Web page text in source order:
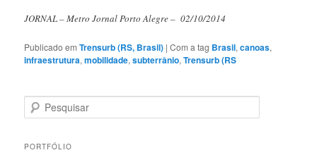
JORNAL – Metro Jornal Porto Alegre – 02/10/2014
Publicado em Trensurb (RS, Brasil) |Com a tag Brasil,canoas,
infraestrutura,mobilidade,subterrânio,Trensurb (RS
e
q
PORTFÓLIO